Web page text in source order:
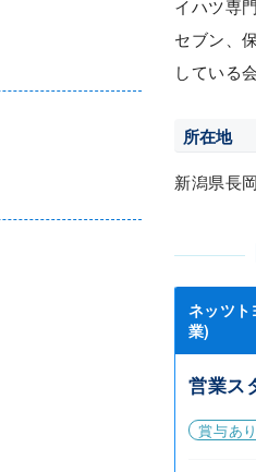
イハツ専
セブン、
している
所在地
新潟県長
ネッツ
業)
営業ス
賞与あり